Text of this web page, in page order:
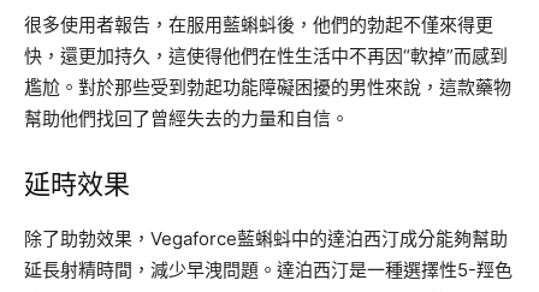
很多使用者報告，在服用藍蝌蚪後，他們的勃起不僅來得更
快，還更加持久，這使得他們在性生活中不再因“軟掉”而感到
尷尬。對於那些受到勃起功能障礙困擾的男性來說，這款藥物
幫助他們找回了曾經失去的力量和自信。
延時效果
除了助勃效果，Vegaforce藍蝌蚪中的達泊西汀成分能夠幫助
延長射精時間，減少早洩問題。達泊西汀是一種選擇性5-羥色